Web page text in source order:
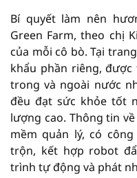
Bí quyết làm nên
Green Farm, theo chị
của mỗi cô bò. Tại
khẩu phần riêng,
trong và ngoài nước
đều đạt sức khỏe tốt
lượng cao. Thông tin
mềm quản lý, có
trộn, kết hợp robot
trình tự động và phát